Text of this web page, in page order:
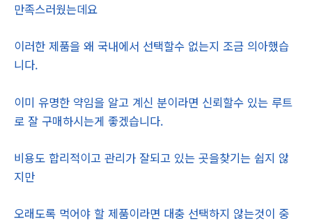
만족스러웠는데요
이러한 제품을 왜 국내에서 선택할수 없는지 조금 의아했습
니다.
이미 유명한 약임을 알고 계신 분이라면 신뢰할수 있는 루트
로 잘 구매하시는게 좋겠습니다.
비용도 합리적이고 관리가 잘되고 있는 곳을찾기는 쉽지 않
지만
오래도록 먹어야 할 제품이라면 대충 선택하지 않는것이 중